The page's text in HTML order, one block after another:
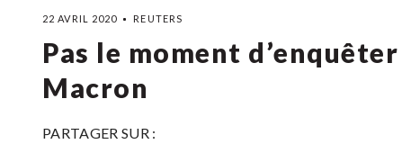
22 AVRIL 2020 REUTERS
Pas le moment
Macron
PARTAGER SUR :